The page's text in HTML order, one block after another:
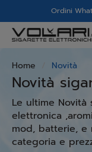
Ordini
Home Novità
Novità
Le ultime
elettronica
mod, batterie, e
categoria e